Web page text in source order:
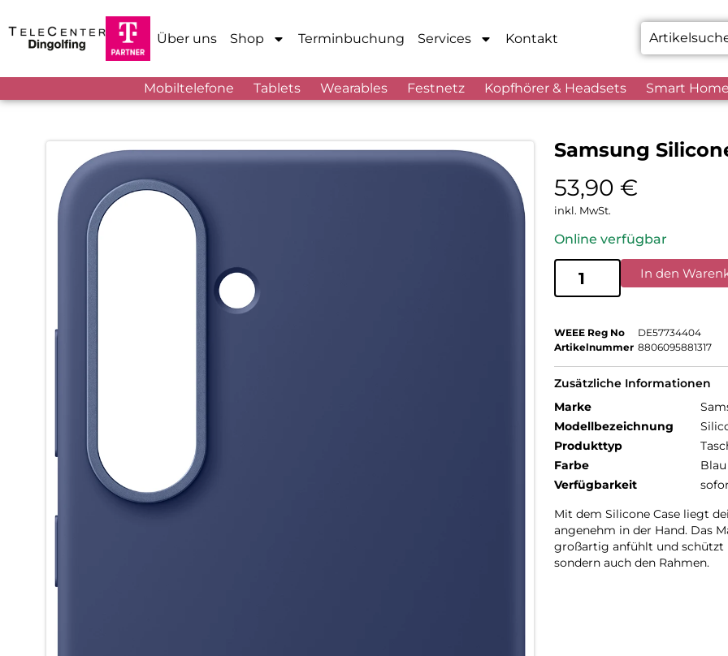
Über uns Shop Terminbuchung Services Kontakt
Mobiltelefone Tablets Wearables Festnetz Kopfhörer & Headsets Smart
Samsung
53,90 €
inkl. MwSt.
Online verfügbar
In den
WEEE Reg No
DE57734404
Artikelnummer 8806095881317
Zusätzliche Informationen
Marke
Modellbezeichnung
Produkttyp
Farbe
Blau
Verfügbarkeit
Mit dem Silicone Case liegt
angenehm in der Hand. Das
großartig anfühlt und schützt
sondern auch den Rahmen.